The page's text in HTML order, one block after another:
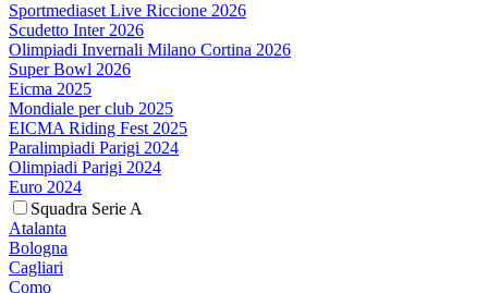
Sportmediaset Live Riccione 2026
Scudetto Inter 2026
Olimpiadi Invernali Milano Cortina 2026
Super Bowl 2026
Eicma 2025
Mondiale per club 2025
EICMA Riding Fest 2025
Paralimpiadi Parigi 2024
Olimpiadi Parigi 2024
Euro 2024
Squadra Serie A
Atalanta
Bologna
Cagliari
Como